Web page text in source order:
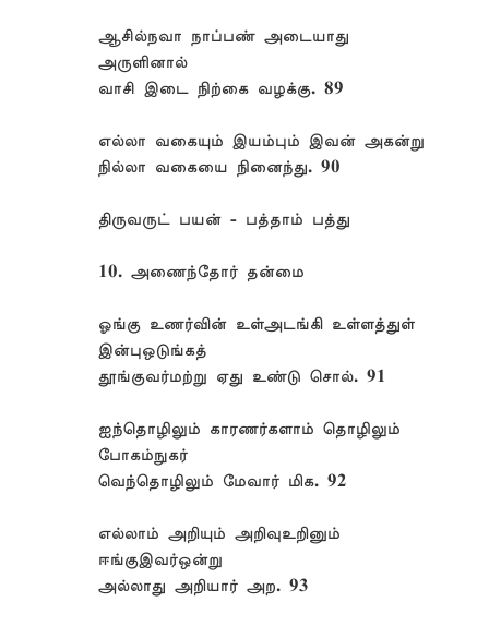
ஆசில்நவா நாப்பண் அடையாது
அருளினால்
வாசி இடை நிற்கை வழக்கு. 89
எல்லா வகையும் இயம்பும் இவன் அகன்று
நில்லா வகையை நினைந்து. 90
திருவருட் பயன் - பத்தாம் பத்து
10. அணைந்தோர் தன்மை
ஓங்கு உணர்வின் உள்அடங்கி உள்ளத்துள்
இன்புஒடுங்கத்
தூங்குவர்மற்று ஏது உண்டு சொல். 91
ஐந்தொழிலும் காரணர்களாம் தொழிலும்
போகம்நுகர்
வெந்தொழிலும் மேவார் மிக. 92
எல்லாம் அறியும் அறிவுஉறினும்
ஈங்குஇவர்ஒன்று
அல்லாது அறியார் அற. 93